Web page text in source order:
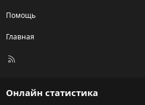
Помощь
Главная
R
Онлайн статистика